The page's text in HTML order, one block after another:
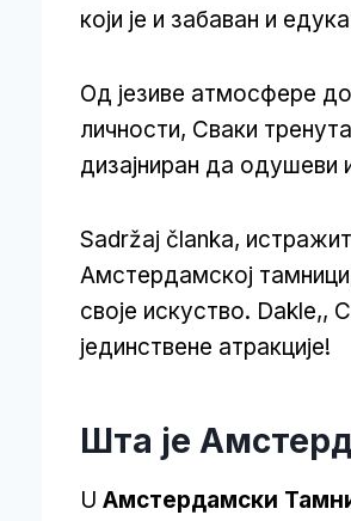
који је и забаван и
Од језиве атмосфере до
личности, Сваки
дизајниран да одушеви
Sadržaj članka,
Амстердамској
своје искуство. Dakle,,
јединствене атракције!
Шта је
U Амстердамски